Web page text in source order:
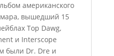
американского
вышедший 15
Top Dawg,
и Interscope
были Dr. Dre и